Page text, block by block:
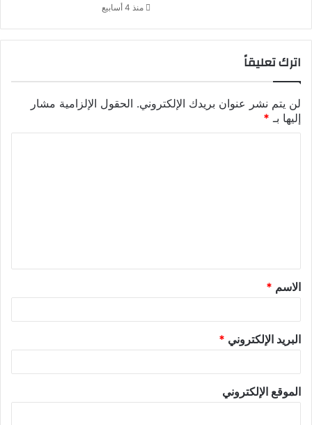
منذ 4 أسابيع
اترك تعليقاً
لن يتم نشر عنوان بريدك الإلكتروني. الحقول الإلزامية مشار
إليها بـ *
ق
*
الاسم *
البريد الإلكتروني *
الموقع الإلكتروني